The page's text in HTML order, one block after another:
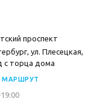
проспект
ул. Плесецкая,
с торца дома